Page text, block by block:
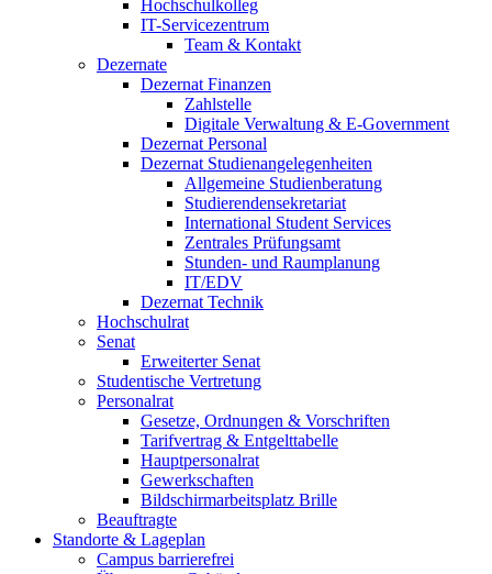
Hochschulkolleg
IT-Servicezentrum
Team & Kontakt
Dezernate
Dezernat Finanzen
Zahlstelle
Digitale Verwaltung & E-Government
Dezernat Personal
Dezernat Studienangelegenheiten
Allgemeine Studienberatung
Studierendensekretariat
International Student Services
Zentrales Prüfungsamt
Stunden- und Raumplanung
IT/EDV
Dezernat Technik
Hochschulrat
Senat
Erweiterter Senat
Studentische Vertretung
Personalrat
Gesetze, Ordnungen & Vorschriften
Tarifvertrag & Entgelttabelle
Hauptpersonalrat
Gewerkschaften
Bildschirmarbeitsplatz Brille
Beauftragte
Standorte & Lageplan
Campus barrierefrei